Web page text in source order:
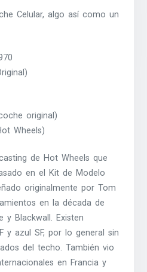
Celular, algo así como un
original)
Wheels)
de Hot Wheels que
en el Kit de Modelo
originalmente por Tom
en la década de
y Blackwall. Existen
y azul SF, por lo general sin
del techo. También vio
en Francia y